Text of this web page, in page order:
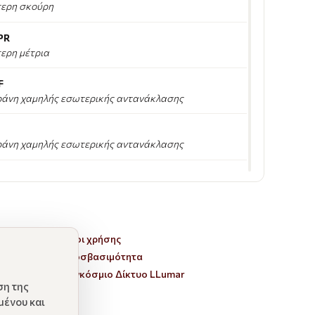
της
και
σκούρη
μέτρια
χαμηλής εσωτερικής αντανάκλασης
χαμηλής εσωτερικής αντανάκλασης
Όροι χρήσης
Προσβασιμότητα
Παγκόσμιο Δίκτυο LLumar